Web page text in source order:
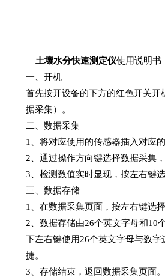
土壤水分快速测定仪使用说明书
一、开机
首先按开设备的下方的红色开关
据采集）。
二、数据采集
1、将对应使用的传感器插入对应
2、通过操作方向键选择数据采集
3、检测数值实时显现，按左右键
三、数据存储
1、在数据采集页面，按左右键选择
2、数据存储由26个英文字母和10
下左右键使用26个英文字母与数
捷。
3、存储结束，返回数据采集页面。